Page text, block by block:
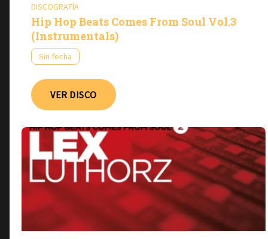
DISCOGRAFÍA
Hip Hop Beats Comes From Soul Vol.3
(Instrumentals)
Sin fecha
VER DISCO